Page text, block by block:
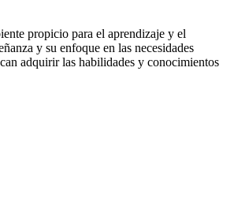
propicio para el aprendizaje y el
y su enfoque en las necesidades
adquirir las habilidades y conocimientos